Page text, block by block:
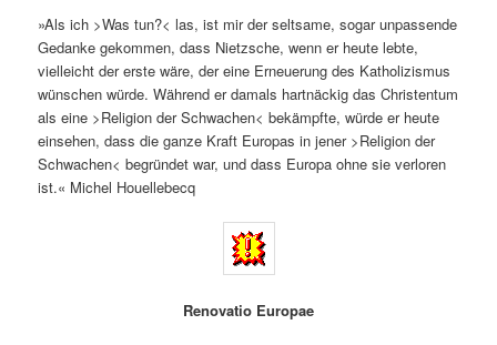
»Als ich >Was tun?< las, ist mir der seltsame, sogar unpassende
Gedanke gekommen, dass Nietzsche, wenn er heute lebte,
vielleicht der erste wäre, der eine Erneuerung des Katholizismus
wünschen würde. Während er damals hartnäckig das Christentum
als eine >Religion der Schwachen< bekämpfte, würde er heute
einsehen, dass die ganze Kraft Europas in jener >Religion der
Schwachen< begründet war, und dass Europa ohne sie verloren
ist.« Michel Houellebecq
Renovatio Europae